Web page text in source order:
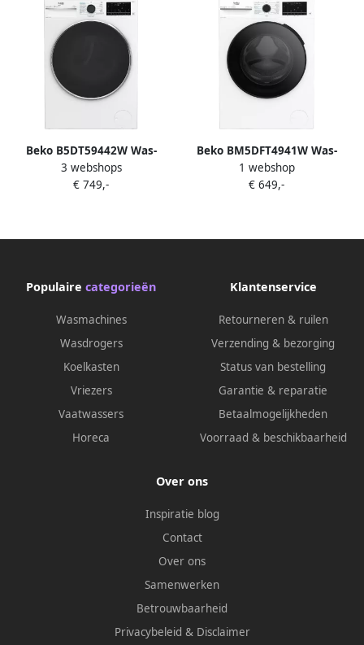
Beko B5DT59442W Was-
droogcombinatie 9 Kg
wassen 6 Kg drogen
3 webshops
€ 749,-
Beko BM5DFT4941W Was-
droogcombinatie Wit
1 webshop
€ 649,-
Populaire categorieën
Wasmachines
Wasdrogers
Koelkasten
Vriezers
Vaatwassers
Horeca
Klantenservice
Retourneren & ruilen
Verzending & bezorging
Status van bestelling
Garantie & reparatie
Betaalmogelijkheden
Voorraad & beschikbaarheid
Over ons
Inspiratie blog
Contact
Over ons
Samenwerken
Betrouwbaarheid
Privacybeleid & Disclaimer